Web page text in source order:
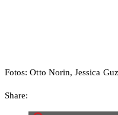
Fotos: Otto Norin, Jessica
Share: